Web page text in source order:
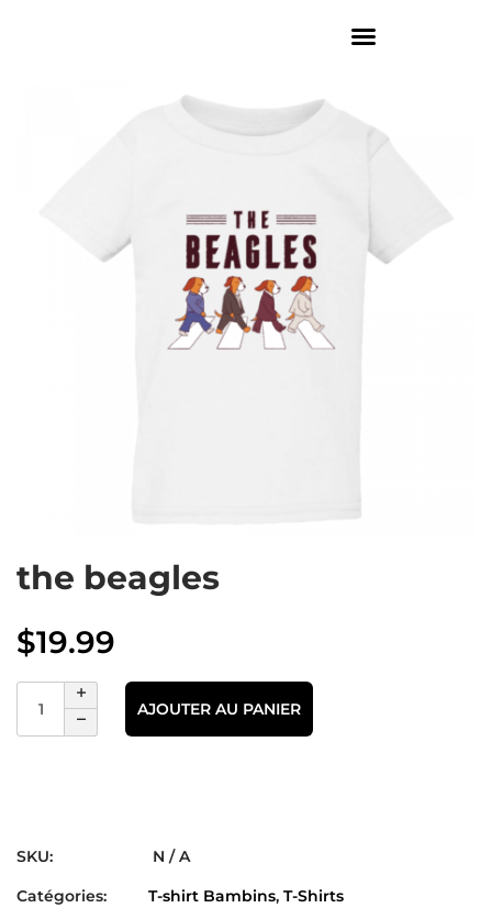
the beagles
$19.99
AJOUTER AU PANIER
SKU:
N / A
Catégories:
T-shirt Bambins, T-Shirts